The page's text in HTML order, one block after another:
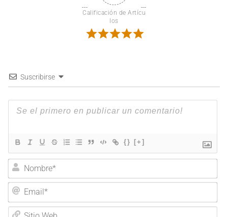
Calificación de Artícu
los
Suscribirse
{} [+]
Nombre*
Email*